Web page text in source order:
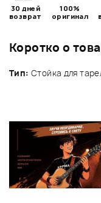
Коротко о
Тип: Стойка для
30 дней
возврат
100%
оригинал